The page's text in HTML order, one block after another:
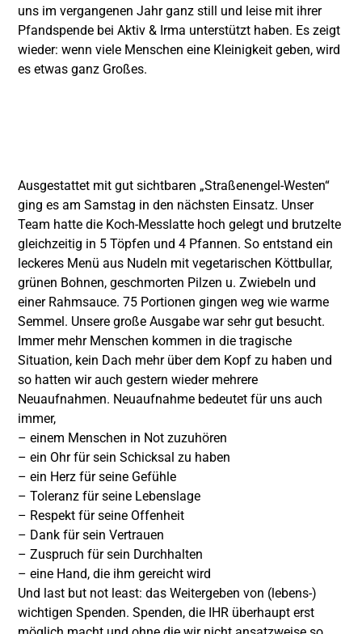
uns im vergangenen Jahr ganz still und leise mit ihrer
Pfandspende bei Aktiv & Irma unterstützt haben. Es zeigt
wieder: wenn viele Menschen eine Kleinigkeit geben, wird
es etwas ganz Großes.
Ausgestattet mit gut sichtbaren „Straßenengel-Westen“
ging es am Samstag in den nächsten Einsatz. Unser
Team hatte die Koch-Messlatte hoch gelegt und brutzelte
gleichzeitig in 5 Töpfen und 4 Pfannen. So entstand ein
leckeres Menü aus Nudeln mit vegetarischen Köttbullar,
grünen Bohnen, geschmorten Pilzen u. Zwiebeln und
einer Rahmsauce. 75 Portionen gingen weg wie warme
Semmel. Unsere große Ausgabe war sehr gut besucht.
Immer mehr Menschen kommen in die tragische
Situation, kein Dach mehr über dem Kopf zu haben und
so hatten wir auch gestern wieder mehrere
Neuaufnahmen. Neuaufnahme bedeutet für uns auch
immer,
– einem Menschen in Not zuzuhören
– ein Ohr für sein Schicksal zu haben
– ein Herz für seine Gefühle
– Toleranz für seine Lebenslage
– Respekt für seine Offenheit
– Dank für sein Vertrauen
– Zuspruch für sein Durchhalten
– eine Hand, die ihm gereicht wird
Und last but not least: das Weitergeben von (lebens-)
wichtigen Spenden. Spenden, die IHR überhaupt erst